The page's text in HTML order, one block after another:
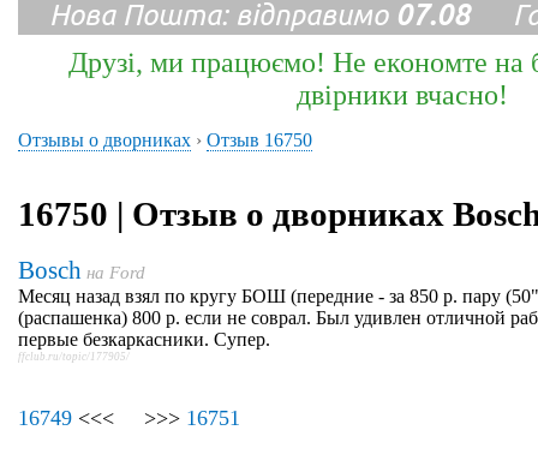
Нова Пошта: відправимо 07.08
Друзі, ми працюємо! Не економте на
двірники вчасно!
Отзывы о дворниках › Отзыв 16750
16750 | Отзыв о дворниках
Bosch на Ford
Месяц назад взял по кругу БОШ (передние - за 850 р. пару
(распашенка) 800 р. если не соврал. Был удивлен отличной
первые безкаркасники. Супер.
ffclub.ru/topic/177905/
16749 <<< >>> 16751